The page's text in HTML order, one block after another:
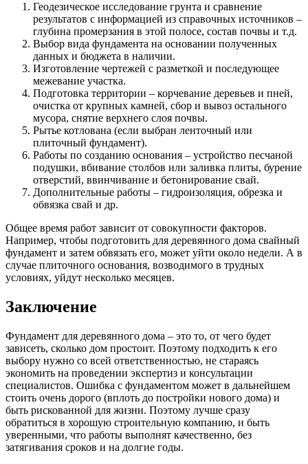
Геодезическое исследование грунта и сравнение
результатов с информацией из справочных источников –
глубина промерзания в этой полосе, состав почвы и т.д.
Выбор вида фундамента на основании полученных
данных и бюджета в наличии.
Изготовление чертежей с разметкой и последующее
межевание участка.
Подготовка территории – корчевание деревьев и пней,
очистка от крупных камней, сбор и вывоз остального
мусора, снятие верхнего слоя почвы.
Рытье котлована (если выбран ленточный или
плиточный фундамент).
Работы по созданию основания – устройство песчаной
подушки, вбивание столбов или заливка плиты, бурение
отверстий, ввинчивание и бетонирование свай.
Дополнительные работы – гидроизоляция, обрезка и
обвязка свай и др.
Общее время работ зависит от совокупности факторов.
Например, чтобы подготовить для деревянного дома свайный
фундамент и затем обвязать его, может уйти около недели. А в
случае плиточного основания, возводимого в трудных
условиях, уйдут несколько месяцев.
Заключение
Фундамент для деревянного дома – это то, от чего будет
зависеть, сколько дом простоит. Поэтому подходить к его
выбору нужно со всей ответственностью, не стараясь
экономить на проведении экспертиз и консультации
специалистов. Ошибка с фундаментом может в дальнейшем
стоить очень дорого (вплоть до постройки нового дома) и
быть рискованной для жизни. Поэтому лучше сразу
обратиться в хорошую строительную компанию, и быть
уверенными, что работы выполнят качественно, без
затягивания сроков и на долгие годы.